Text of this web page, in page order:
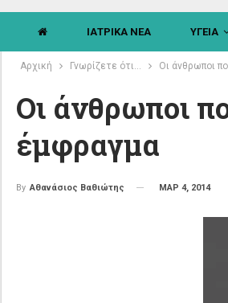
ΙΑΤΡΙΚΑ ΝΕΑ ΥΓΕΙΑ
Αρχική Γνωρίζετε ότι... Οι άνθρωποι
Οι άνθρωποι
έμφραγμα
By Αθανάσιος Βαθιώτης ΜΑΡ 4, 2014